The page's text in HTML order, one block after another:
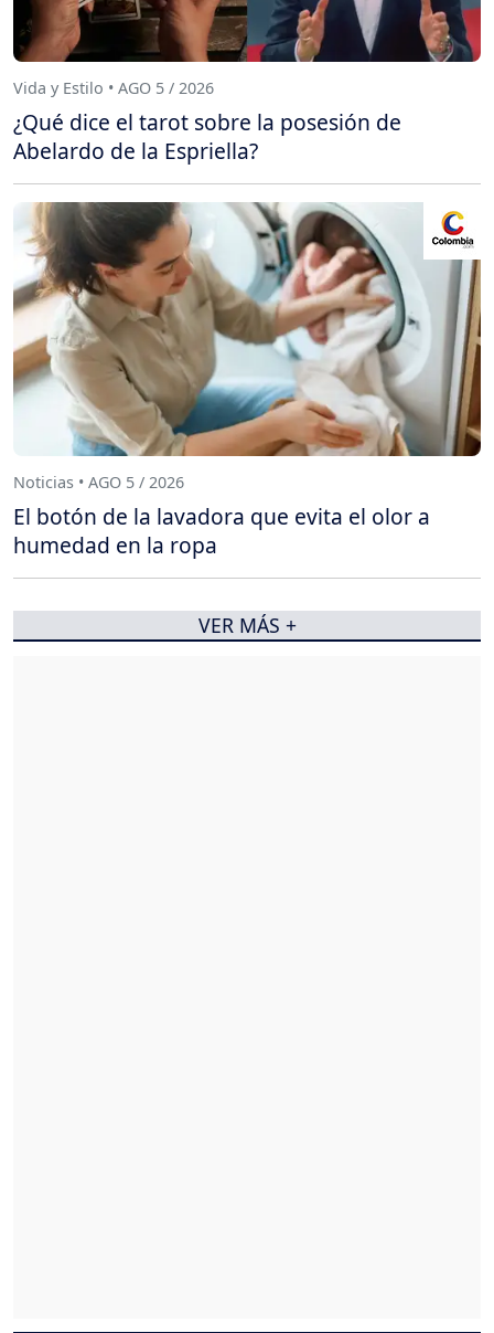
Vida y Estilo • AGO 5 / 2026
¿Qué dice el tarot sobre la posesión de
Abelardo de la Espriella?
Noticias • AGO 5 / 2026
El botón de la lavadora que evita el olor a
humedad en la ropa
VER MÁS +